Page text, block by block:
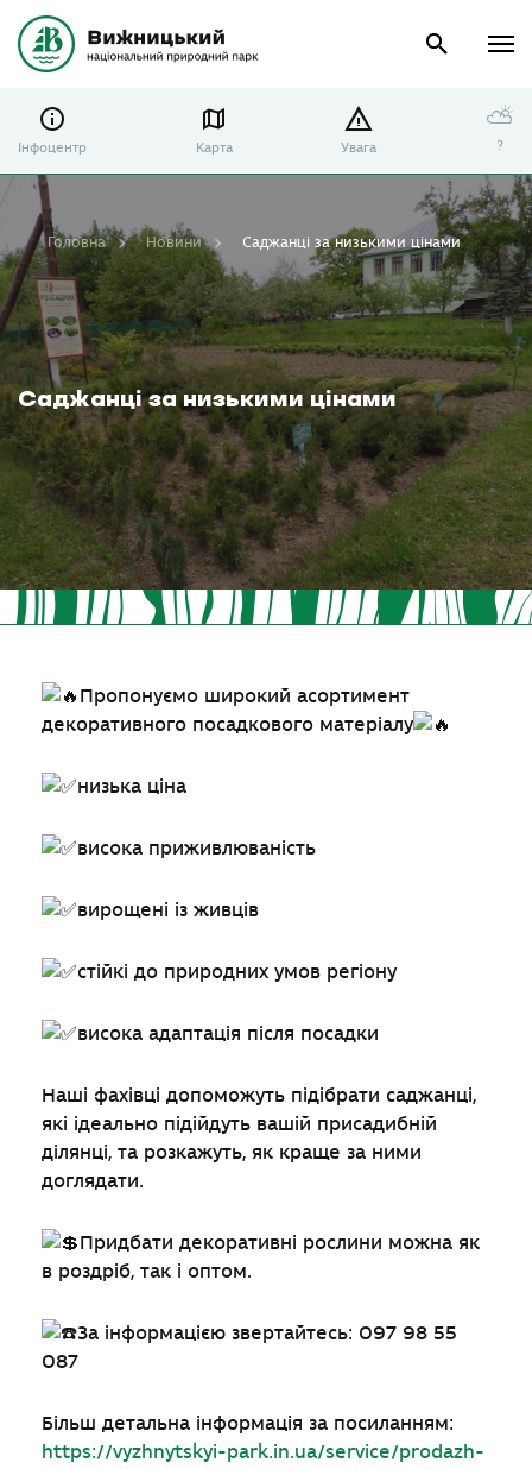
Інфоцентр Карта Увага
⛅
?
Саджанці за низькими цінами
Головна Новини Саджанці за низькими цінами
Пропонуємо широкий асортимент
декоративного посадкового матеріалу
низька ціна
висока приживлюваність
вирощені із живців
стійкі до природних умов регіону
висока адаптація після посадки
Наші фахівці допоможуть підібрати саджанці,
які ідеально підійдуть вашій присадибній
ділянці, та розкажуть, як краще за ними
доглядати.
Придбати декоративні рослини можна як
в роздріб, так і оптом.
За інформацією звертайтесь: 097 98 55
087
Більш детальна інформація за посиланням:
https://vyzhnytskyi-park.in.ua/service/prodazh-